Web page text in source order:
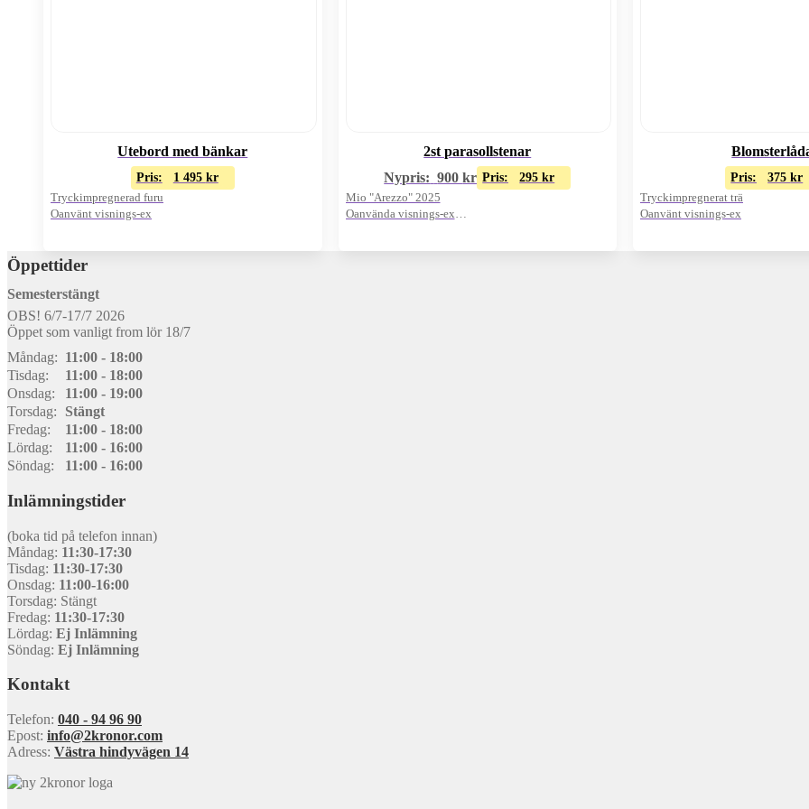
Utebord med bänkar
Pris: 1 495 kr
Tryckimpregnerad furu
Oanvänt visnings-ex
2st parasollstenar
Nypris: 900kr Pris: 295kr
Mio "Arezzo" 2025
Oanvända visnings-ex
Pris: 375kr
Tryckimpregnerat trä
Oanvänt visnings-ex
Öppettider
Semesterstängt
OBS! 6/7-17/7 2026
Öppet som vanligt from lör 18/7
Måndag: 11:00 - 18:00
Tisdag:
11:00 - 18:00
Onsdag:
11:00 - 19:00
Torsdag:
Stängt
Fredag:
11:00 - 18:00
Lördag:
11:00 - 16:00
Söndag:
11:00 - 16:00
Inlämningstider
(boka tid på telefon innan)
Måndag: 11:30-17:30
Tisdag: 11:30-17:30
Onsdag: 11:00-16:00
Torsdag: Stängt
Fredag: 11:30-17:30
Lördag: Ej Inlämning
Söndag: Ej Inlämning
Kontakt
Telefon: 040 - 94 96 90
Epost: info@2kronor.com
Adress: Västra hindyvägen 14